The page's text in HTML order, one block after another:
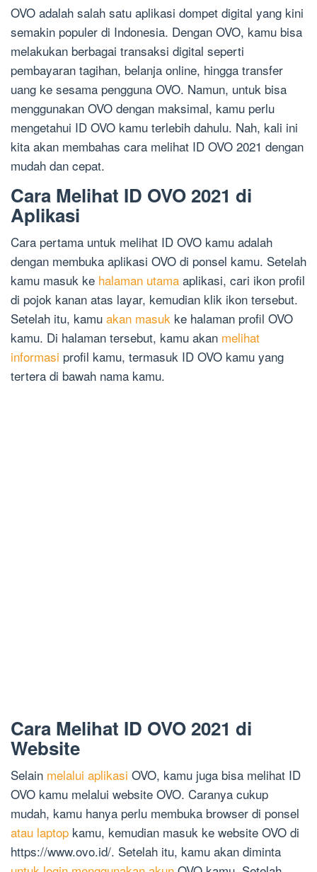
OVO adalah salah satu aplikasi dompet digital yang kini
semakin populer di Indonesia. Dengan OVO, kamu bisa
melakukan berbagai transaksi digital seperti
pembayaran tagihan, belanja online, hingga transfer
uang ke sesama pengguna OVO. Namun, untuk bisa
menggunakan OVO dengan maksimal, kamu perlu
mengetahui ID OVO kamu terlebih dahulu. Nah, kali ini
kita akan membahas cara melihat ID OVO 2021 dengan
mudah dan cepat.
Cara Melihat ID OVO 2021 di
Aplikasi
Cara pertama untuk melihat ID OVO kamu adalah
dengan membuka aplikasi OVO di ponsel kamu. Setelah
kamu masuk ke halaman utama aplikasi, cari ikon profil
di pojok kanan atas layar, kemudian klik ikon tersebut.
Setelah itu, kamu akan masuk ke halaman profil OVO
kamu. Di halaman tersebut, kamu akan melihat
informasi profil kamu, termasuk ID OVO kamu yang
tertera di bawah nama kamu.
Cara Melihat ID OVO 2021 di
Website
Selain melalui aplikasi OVO, kamu juga bisa melihat ID
OVO kamu melalui website OVO. Caranya cukup
mudah, kamu hanya perlu membuka browser di ponsel
atau laptop kamu, kemudian masuk ke website OVO di
https://www.ovo.id/. Setelah itu, kamu akan diminta